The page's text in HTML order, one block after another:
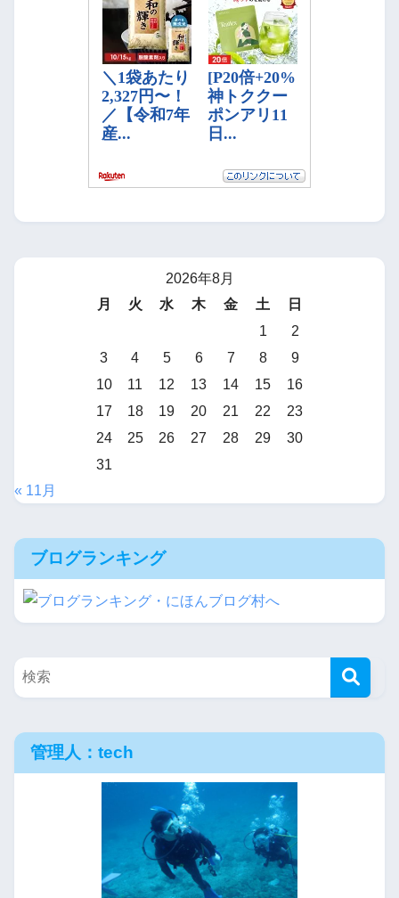
2026年8月
月
火 水 木 金 土
日
1
2
3
4 5 6 7 8
9
10
11 12 13 14 15
16
17
18 19 20 21 22
23
24
25 26 27 28 29
30
31
« 11月
ブログランキング
管理人：tech